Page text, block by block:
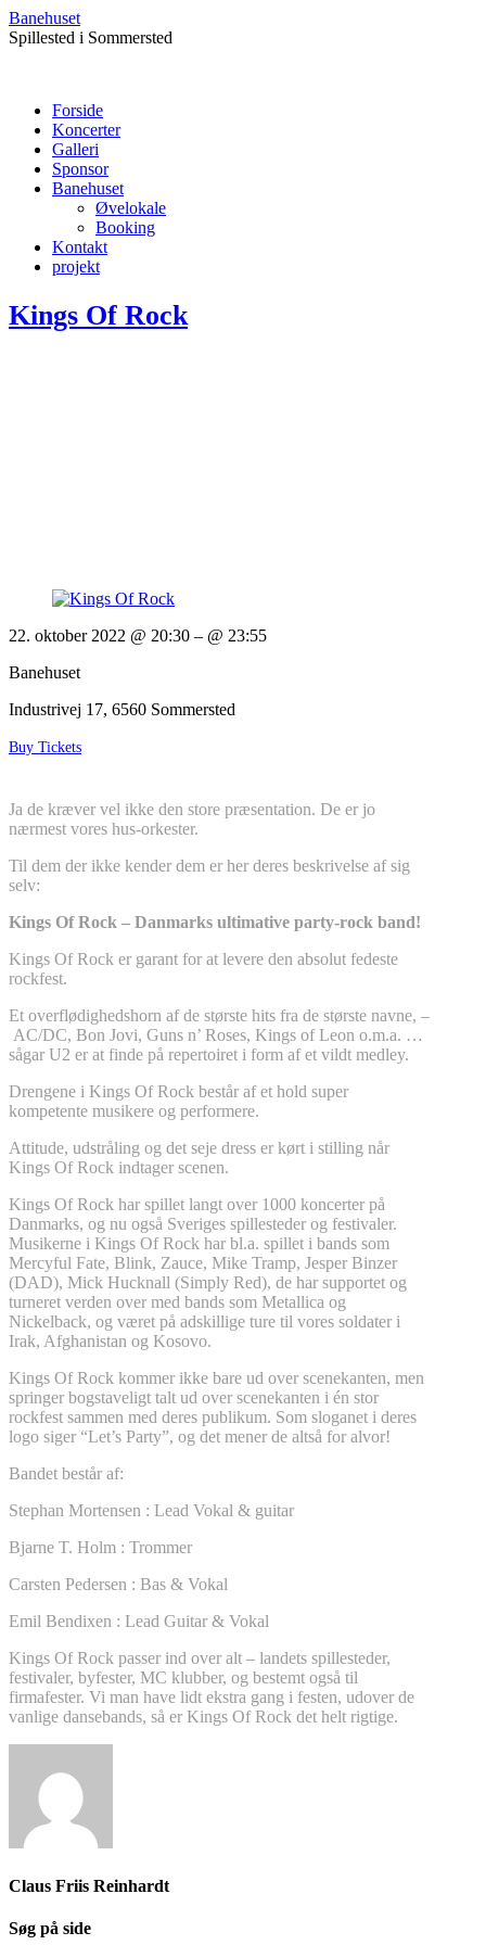
Banehuset
Spillested i Sommersted
Forside
Koncerter
Galleri
Sponsor
Banehuset
Øvelokale
Booking
Kontakt
projekt
Kings Of Rock
22. oktober 2022 @ 20:30 – @ 23:55
Banehuset
Industrivej 17, 6560 Sommersted
Buy Tickets
Ja de kræver vel ikke den store præsentation. De er jo
nærmest vores hus-orkester.
Til dem der ikke kender dem er her deres beskrivelse af sig
selv:
Kings Of Rock – Danmarks ultimative party-rock band!
Kings Of Rock er garant for at levere den absolut fedeste
rockfest.
Et overflødighedshorn af de største hits fra de største navne, –
AC/DC, Bon Jovi, Guns n’ Roses, Kings of Leon o.m.a. …
sågar U2 er at finde på repertoiret i form af et vildt medley.
Drengene i Kings Of Rock består af et hold super
kompetente musikere og performere.
Attitude, udstråling og det seje dress er kørt i stilling når
Kings Of Rock indtager scenen.
Kings Of Rock har spillet langt over 1000 koncerter på
Danmarks, og nu også Sveriges spillesteder og festivaler.
Musikerne i Kings Of Rock har bl.a. spillet i bands som
Mercyful Fate, Blink, Zauce, Mike Tramp, Jesper Binzer
(DAD), Mick Hucknall (Simply Red), de har supportet og
turneret verden over med bands som Metallica og
Nickelback, og været på adskillige ture til vores soldater i
Irak, Afghanistan og Kosovo.
Kings Of Rock kommer ikke bare ud over scenekanten, men
springer bogstaveligt talt ud over scenekanten i én stor
rockfest sammen med deres publikum. Som sloganet i deres
logo siger “Let’s Party”, og det mener de altså for alvor!
Bandet består af:
Stephan Mortensen : Lead Vokal & guitar
Bjarne T. Holm : Trommer
Carsten Pedersen : Bas & Vokal
Emil Bendixen : Lead Guitar & Vokal
Kings Of Rock passer ind over alt – landets spillesteder,
festivaler, byfester, MC klubber, og bestemt også til
firmafester. Vi man have lidt ekstra gang i festen, udover de
vanlige dansebands, så er Kings Of Rock det helt rigtige.
Claus Friis Reinhardt
Søg på side